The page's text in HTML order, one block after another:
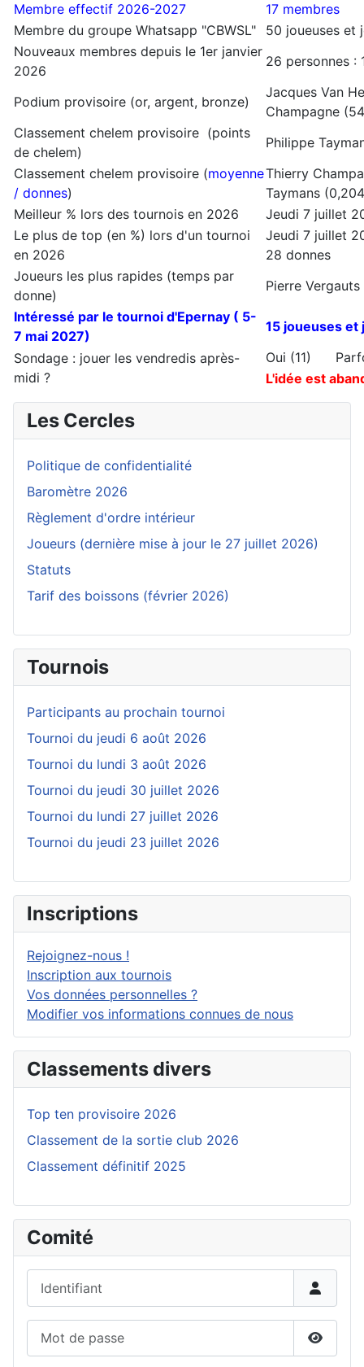
Membre effectif 2026-2027
17 membres
Membre du groupe Whatsapp "CBWSL"
50 joueuses et
Nouveaux membres depuis le 1er janvier
2026
26 personnes :
Podium provisoire (or, argent, bronze)
Jacques Van
Champagne
Classement chelem provisoire (points
de chelem)
Philippe
Classement chelem provisoire (moyenne
/ donnes)
Thierry
Taymans
Meilleur % lors des tournois en 2026
Jeudi 7 juillet
Le plus de top (en %) lors d'un tournoi
en 2026
Jeudi 7 juillet
28 donnes
Joueurs les plus rapides (temps par
donne)
Pierre
Intéressé par le tournoi d'Epernay ( 5-
7 mai 2027)
15 joueuses et
Sondage : jouer les vendredis après-
midi ?
Oui (11)
L'idée est
Les Cercles
Politique de confidentialité
Baromètre 2026
Règlement d'ordre intérieur
Joueurs (dernière mise à jour le 27 juillet 2026)
Statuts
Tarif des boissons (février 2026)
Tournois
Participants au prochain tournoi
Tournoi du jeudi 6 août 2026
Tournoi du lundi 3 août 2026
Tournoi du jeudi 30 juillet 2026
Tournoi du lundi 27 juillet 2026
Tournoi du jeudi 23 juillet 2026
Inscriptions
Rejoignez-nous !
Inscription aux tournois
Vos données personnelles ?
Modifier vos informations connues de nous
Classements divers
Top ten provisoire 2026
Classement de la sortie club 2026
Classement définitif 2025
Comité